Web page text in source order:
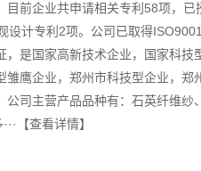
目前企业共申请相关专利58项，
设计专利2项。公司已取得
，是国家高新技术企业，国家科技
雏鹰企业，郑州市科技型企业，
公司主营产品品种有：石英纤维
【查看详情】